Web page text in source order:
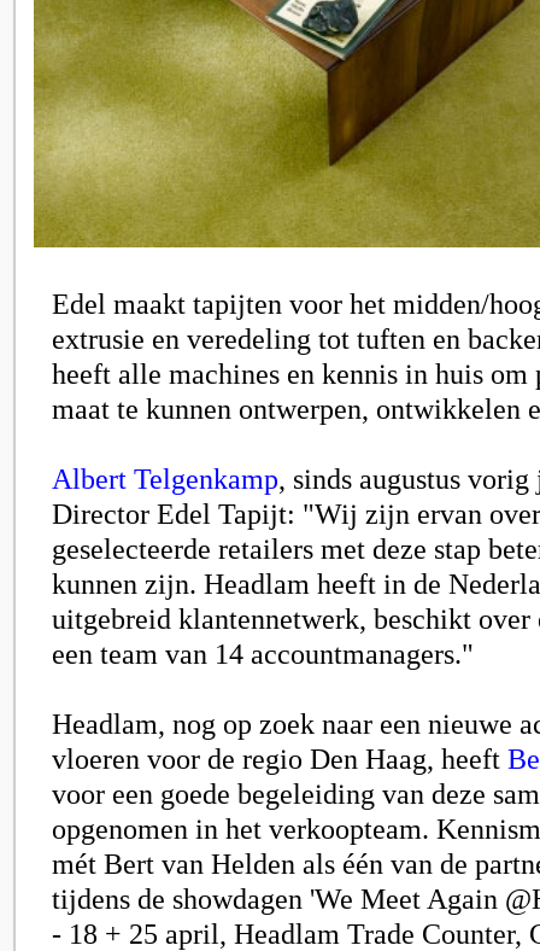
Edel maakt tapijten voor het midden/
extrusie en veredeling tot tuften en
heeft alle machines en kennis in huis om
maat te kunnen ontwerpen, ontwikkelen
Albert Telgenkamp, sinds augustus
Director Edel Tapijt: "Wij zijn ervan
geselecteerde retailers met deze stap
kunnen zijn. Headlam heeft in de
uitgebreid klantennetwerk, beschikt over
een team van 14 accountmanagers."
Headlam, nog op zoek naar een nieuwe
vloeren voor de regio Den Haag, heeft
voor een goede begeleiding van deze
opgenomen in het verkoopteam.
mét Bert van Helden als één van de
tijdens de showdagen 'We Meet Again
- 18 + 25 april, Headlam Trade Counter,